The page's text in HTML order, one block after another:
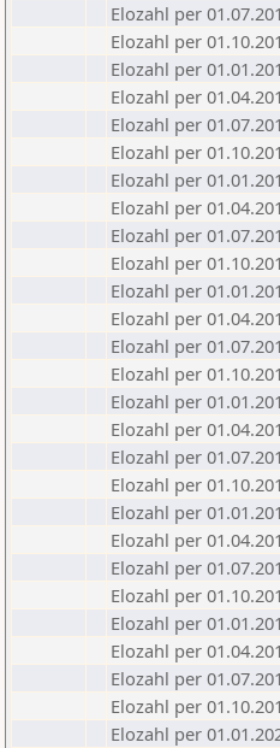
Elozahl per
Elozahl per
Elozahl per
Elozahl per
Elozahl per
Elozahl per
Elozahl per
Elozahl per
Elozahl per
Elozahl per
Elozahl per
Elozahl per
Elozahl per
Elozahl per
Elozahl per
Elozahl per
Elozahl per
Elozahl per
Elozahl per
Elozahl per
Elozahl per
Elozahl per
Elozahl per
Elozahl per
Elozahl per
Elozahl per
Elozahl per